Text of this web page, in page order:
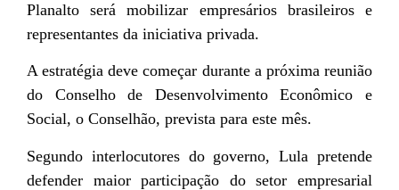
Planalto será mobilizar empresários brasileiros e
representantes da iniciativa privada.
A estratégia deve começar durante a próxima reunião
do Conselho de Desenvolvimento Econômico e
Social, o Conselhão, prevista para este mês.
Segundo interlocutores do governo, Lula pretende
defender maior participação do setor empresarial